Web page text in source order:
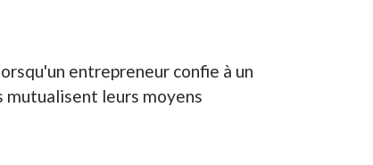
entrepreneur confie à un
leurs moyens